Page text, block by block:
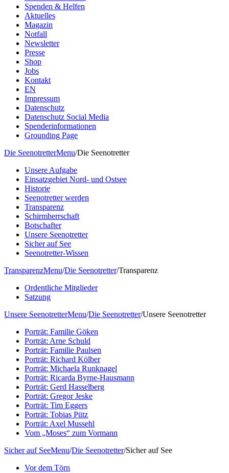
Spenden & Helfen
Aktuelles
Magazin
Notfall
Newsletter
Presse
Shop
Jobs
Kontakt
EN
Impressum
Datenschutz
Datenschutz Social Media
Spenderinformationen
Grounding Page
Die SeenotretterMenu/Die Seenotretter
Unsere Aufgabe
Einsatzgebiet Nord- und Ostsee
Historie
Seenotretter werden
Transparenz
Schirmherrschaft
Botschafter
Unsere Seenotretter
Sicher auf See
Seenotretter-Wissen
TransparenzMenu/Die Seenotretter/Transparenz
Ordentliche Mitglieder
Satzung
Unsere SeenotretterMenu/Die Seenotretter/Unsere Seenotretter
Porträt: Familie Göken
Porträt: Arne Schuld
Porträt: Familie Paulsen
Porträt: Richard Kölber
Porträt: Michaela Runknagel
Porträt: Ricarda Byrne-Hausmann
Porträt: Gerd Hasselberg
Porträt: Gregor Jeske
Porträt: Tim Eggers
Porträt: Tobias Pütz
Porträt: Axel Mussehl
Vom „Moses“ zum Vormann
Sicher auf SeeMenu/Die Seenotretter/Sicher auf See
Vor dem Törn